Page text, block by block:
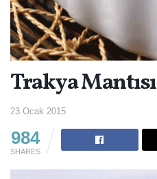
Trakya Mantısı
23 Ocak 2015
984
SHARES